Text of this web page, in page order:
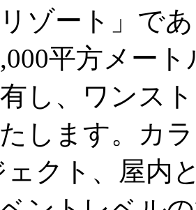
ゾート」で
平方メー
し、ワンス
します。カ
ェクト、屋内